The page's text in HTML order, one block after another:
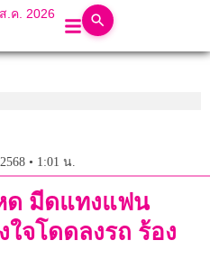
.ค. 2026
• 1:01 น.
ด มีดแทงแฟน
จโดดลงรถ ร้อง